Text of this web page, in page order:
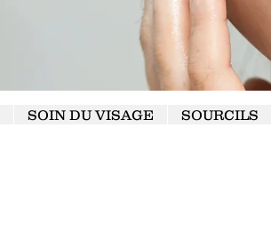
SOIN DU VISAGE SOURCILS